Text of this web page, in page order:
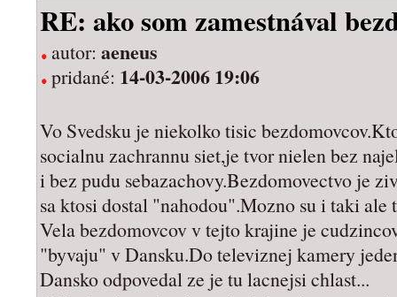
RE: ako som zamestnával
autor: aeneus
pridané: 14-03-2006 19:06
Vo Svedsku je niekolko tisic
socialnu zachrannu siet,je tvor nielen bez
i bez pudu sebazachovy.Bezdomovectvo je
sa ktosi dostal "nahodou".Mozno su i taki
Vela bezdomovcov v tejto krajine je
"byvaju" v Dansku.Do televiznej kamery
Dansko odpovedal ze je tu lacnejsi chlast...